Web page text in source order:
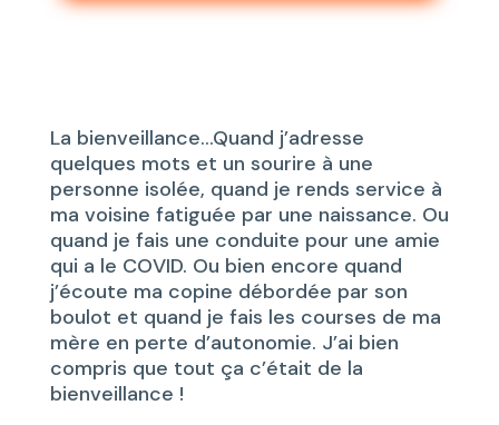
La bienveillance…Quand j’adresse
quelques mots et un sourire à une
personne isolée, quand je rends service à
ma voisine fatiguée par une naissance. Ou
quand je fais une conduite pour une amie
qui a le COVID. Ou bien encore quand
j’écoute ma copine débordée par son
boulot et quand je fais les courses de ma
mère en perte d’autonomie. J’ai bien
compris que tout ça c’était de la
bienveillance !